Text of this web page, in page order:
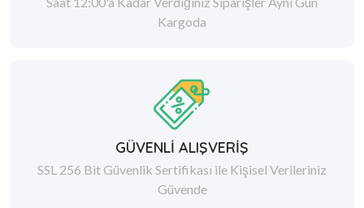
Kargoda
GÜVENLİ ALIŞVERİŞ
SSL 256 Bit Güvenlik Sertifikası ile Kişisel Verileriniz
Güvende